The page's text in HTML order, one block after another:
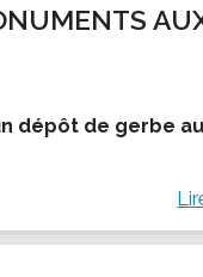
Social
et de
LE SERVICE Guide
dépôt de gerbe